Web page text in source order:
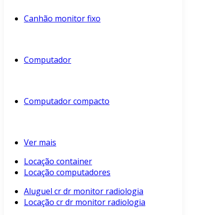
Canhão monitor fixo
Computador
Computador compacto
Ver mais
Locação container
Locação computadores
Aluguel cr dr monitor radiologia
Locação cr dr monitor radiologia